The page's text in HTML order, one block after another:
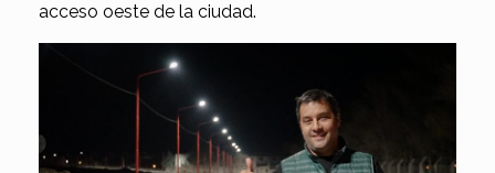
acceso oeste de la ciudad.